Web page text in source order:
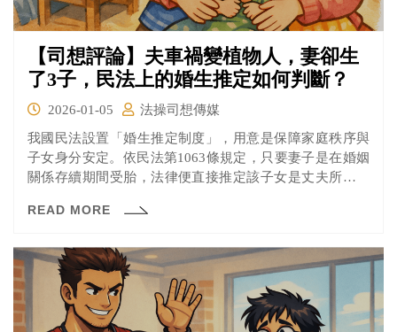
【司想評論】夫車禍變植物人，妻卻生
了3子，民法上的婚生推定如何判斷？
2026-01-05
法操司想傳媒
我國民法設置「婚生推定制度」，用意是保障家庭秩序與
子女身分安定。依民法第1063條規定，只要妻子是在婚姻
關係存續期間受胎，法律便直接推定該子女是丈夫所生，
READ MORE